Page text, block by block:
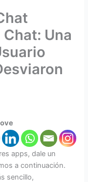
Una
apps, dale un
a continuación.
sencillo,